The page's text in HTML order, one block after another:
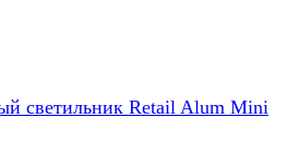
светильник Retail Alum Mini